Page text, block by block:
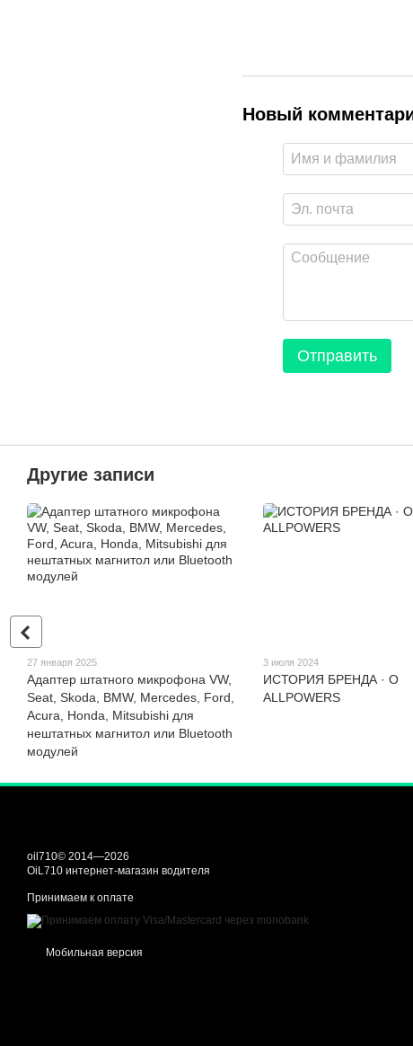
Новый
Отправить
Другие записи
27 января 2025
Адаптер штатного микрофона VW,
Seat, Skoda, BMW, Mercedes, Ford,
Acura, Honda, Mitsubishi для
нештатных магнитол или Bluetooth
модулей
3 июля 2024
ИСТОРИЯ БРЕНДА · О
ALLPOWERS
oil710© 2014—2026
OiL710 интернет-магазин водителя
Принимаем к оплате
Мобильная версия